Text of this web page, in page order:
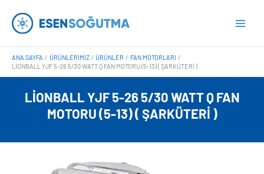
atla
ANA SAYFA ÜRÜNLERIMIZ ÜRÜNLER
FAN MOTORLARI
LIONBALL YJF 5-26 5/30 WATT Q FAN MOTORU (5-13) ( ŞARKÜTERI )
LIONBALL YJF 5-26 5/30 WATT Q FAN
MOTORU (5-13) ( ŞARKÜTERI )